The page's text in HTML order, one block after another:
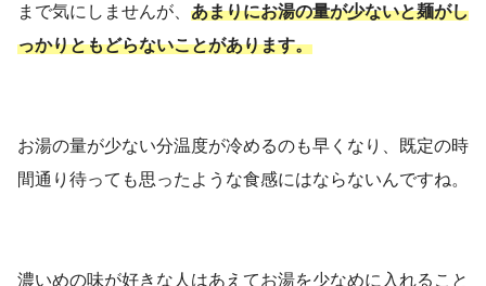
まで気にしませんが、 あまりにお湯の量が少ないと麺がし
っかりともどらないことがあります。
お湯の量が少ない分温度が冷めるのも早くなり、既定の時
間通り待っても思ったような食感にはならないんですね。
濃いめの味が好きな人はあえてお湯を少なめに入れること